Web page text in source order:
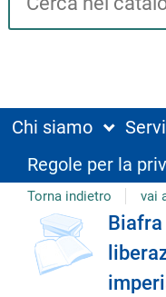
Chi siamo
Regole per la
Torna indietro vai
Dettaglio
del
copertina
Biafra